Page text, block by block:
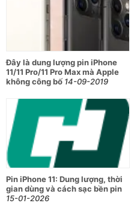
Đây là dung lượng pin iPhone
11/11 Pro/11 Pro Max mà Apple
không công bố 14-09-2019
Pin iPhone 11: Dung lượng, thời
gian dùng và cách sạc bền pin
15-01-2026